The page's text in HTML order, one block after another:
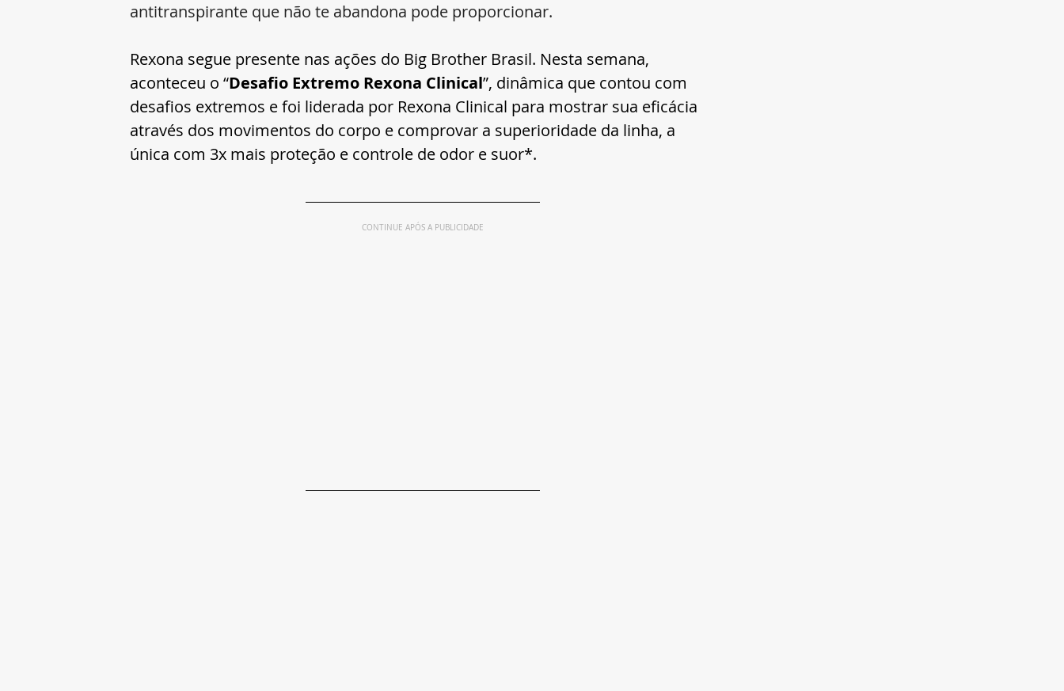
antitranspirante que não te abandona pode proporcionar.
Rexona segue presente nas ações do Big Brother Brasil. Nesta semana,
aconteceu o “Desafio Extremo Rexona Clinical”, dinâmica que contou com
desafios extremos e foi liderada por Rexona Clinical para mostrar sua eficácia
através dos movimentos do corpo e comprovar a superioridade da linha, a
única com 3x mais proteção e controle de odor e suor*.
CONTINUE APÓS A PUBLICIDADE